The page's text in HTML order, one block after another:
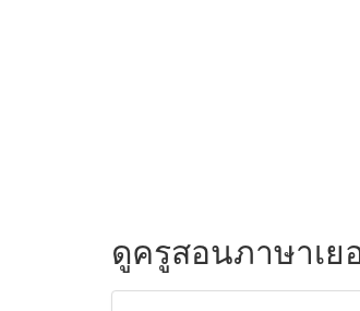
ดูครูสอนภาษาเย